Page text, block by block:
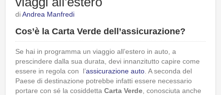
diAndrea Manfredi
Cos’è la Carta Verde dell’assicurazione?
Se hai in programma un viaggio all’estero in auto, a
prescindere dalla sua durata, devi innanzitutto capire come
essere in regola con l’assicurazione auto . A seconda del
Paese di destinazione potrebbe infatti essere necessario
portare con sé la cosiddetta Carta Verde , conosciuta anche